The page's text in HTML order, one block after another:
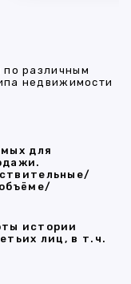
различным
недвижимости
для
истории
лиц, в т.ч.